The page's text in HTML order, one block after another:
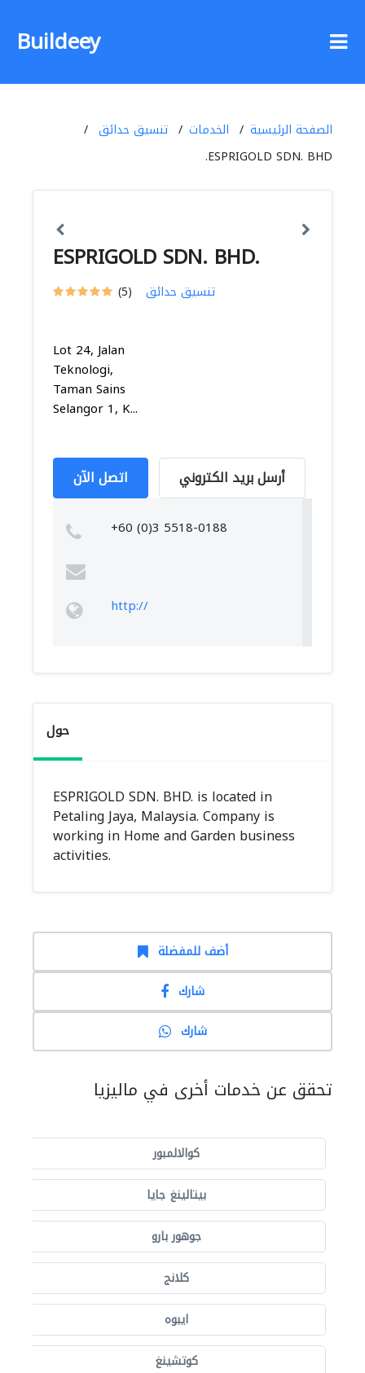
Buildeey
الصفحة الرئيسية الخدمات
تنسيق حدائق
ESPRIGOLD SDN. BHD.
ESPRIGOLD SDN. BHD.
(5) تنسيق حدائق
Lot 24, Jalan
Teknologi,
Taman Sains
Selangor 1, K...
اتصل الآن أرسل بريد الكتروني
+60 (0)3 5518-0188
http://
حول
ESPRIGOLD SDN. BHD. is located in
Petaling Jaya, Malaysia. Company is
working in Home and Garden business
activities.
أضف للمفضلة
شارك
شارك
تحقق عن خدمات أخرى في ماليزيا
كوالالمبور
بيتالينغ جايا
جوهور بارو
كلانج
ايبوه
كوتشينغ